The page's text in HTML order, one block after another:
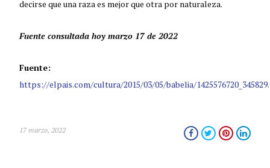
decirse que una raza es mejor que otra por naturaleza.
Fuente consultada hoy marzo 17 de 2022
Fuente:
https://elpais.com/cultura/2015/03/05/babelia/
17 marzo, 2022